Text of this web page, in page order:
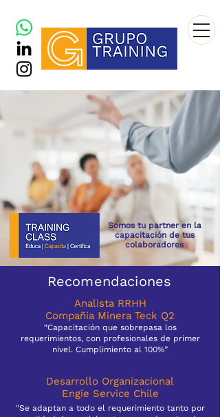
Somos tu partner en la
capacitación de tus
colaboradores
Recomendaciones
Analista RRHH
Compañia Minera Teck Q2
“Capacitación que sobrepasa los
requerimientos, con profesionales de primer
nivel. Cumplimiento al 100%”
Desarrollo Organizacional
Engie Service Chile
"Se adaptan a todo el requerimiento tanto por